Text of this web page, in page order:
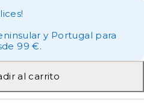
y Portugal para
99 €.
al carrito